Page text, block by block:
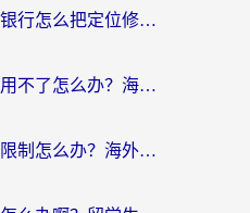
在菲律宾用中国农业银行怎么把定位修改到中国国内？海外华人必看的数字生活解决方案
中国政府网在新西兰用不了怎么办？海外华人追剧看新闻的实用指南
在缅甸用云集遇地区限制怎么办？海外党亲测有效解决方案来了！